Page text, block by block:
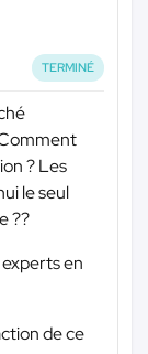
TERMINÉ
? Les
le seul
??
en
de ce